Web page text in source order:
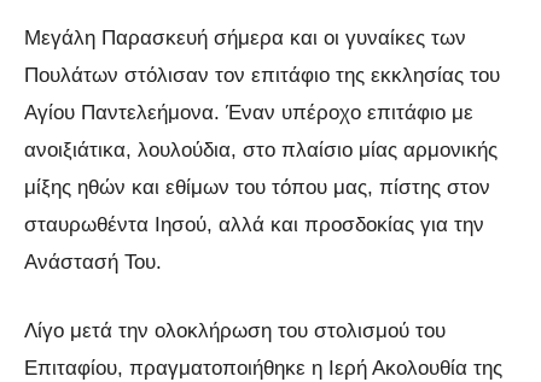
Μεγάλη Παρασκευή σήμερα και οι γυναίκες των
Πουλάτων στόλισαν τον επιτάφιο της εκκλησίας του
Αγίου Παντελεήμονα. Έναν υπέροχο επιτάφιο με
ανοιξιάτικα, λουλούδια, στο πλαίσιο μίας αρμονικής
μίξης ηθών και εθίμων του τόπου μας, πίστης στον
σταυρωθέντα Ιησού, αλλά και προσδοκίας για την
Ανάστασή Του.
Λίγο μετά την ολοκλήρωση του στολισμού του
Επιταφίου, πραγματοποιήθηκε η Ιερή Ακολουθία της